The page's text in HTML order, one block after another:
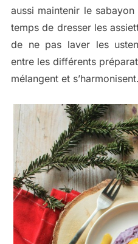
aussi maintenir le
temps de dresser les
de ne pas laver les
entre les différents
mélangent et s’harmonisent.